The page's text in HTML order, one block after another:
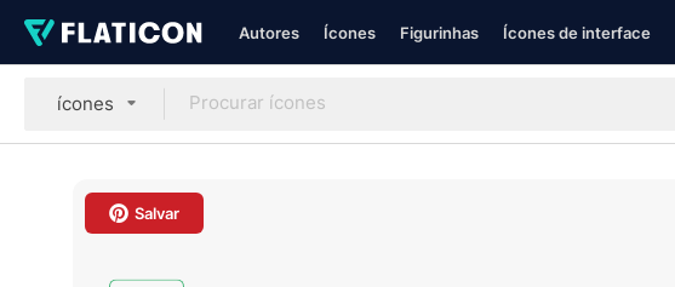
Autores Ícones Figurinhas Ícones de interface
ícones
Salvar